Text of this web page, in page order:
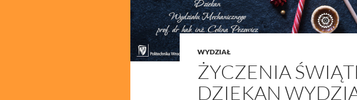
WYDZIAŁ
ŻYCZENIA
DZIEKAN